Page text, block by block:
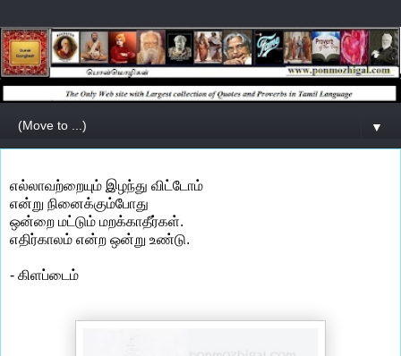
▼
எல்லாவற்றையும் இழந்து விட்டோம்
என்று நினைக்கும்போது
ஒன்றை மட்டும் மறக்காதீர்கள்.
எதிர்காலம் என்ற ஒன்று உண்டு.
- கிளப்டைம்